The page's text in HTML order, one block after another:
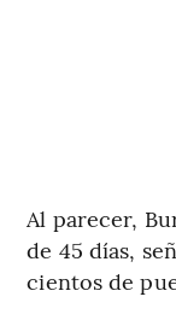
Al parecer,
de 45 días,
cientos de